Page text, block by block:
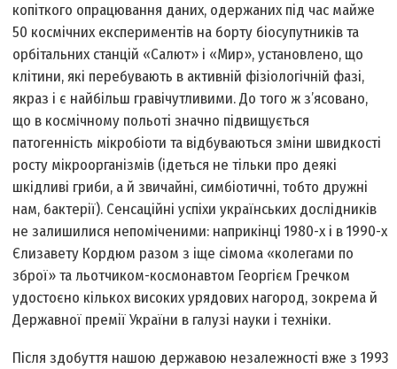
копіткого опрацювання даних, одержаних під час майже
50 космічних експериментів на борту біосупутників та
орбітальних станцій «Салют» і «Мир», установлено, що
клітини, які перебувають в активній фізіологічній фазі,
якраз і є найбільш гравічутливими. До того ж з’ясовано,
що в космічному польоті значно підвищується
патогенність мікробіоти та відбуваються зміни швидкості
росту мікроорганізмів (ідеться не тільки про деякі
шкідливі гриби, а й звичайні, симбіотичні, тобто дружні
нам, бактерії). Сенсаційні успіхи українських дослідників
не залишилися непоміченими: наприкінці 1980-х і в 1990-х
Єлизавету Кордюм разом з іще сімома «колегами по
зброї» та льотчиком-космонавтом Георгієм Гречком
удостоєно кількох високих урядових нагород, зокрема й
Державної премії України в галузі науки і техніки.
Після здобуття нашою державою незалежності вже з 1993